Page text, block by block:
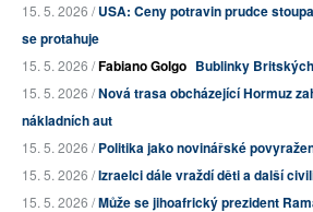
15. 5. 2026 /USA: Ceny potravin prudce
se protahuje
15. 5. 2026 /Fabiano Golgo Bublinky
15. 5. 2026 /Nová trasa obcházející Hormuz
nákladních aut
15. 5. 2026 /Politika jako novinářské
15. 5. 2026 /Izraelci dále vraždí děti a další
15. 5. 2026 /Může se jihoafrický prezident